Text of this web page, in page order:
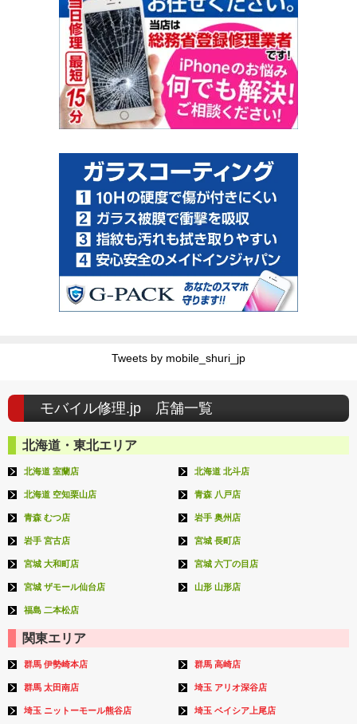
Tweets by mobile_shuri_jp
モバイル修理.jp 店舗一覧
北海道・東北エリア
北海道 室蘭店 北海道 北斗店
北海道 空知栗山店 青森 八戸店
青森 むつ店 岩手 奥州店
岩手 宮古店 宮城 長町店
宮城 大和町店 宮城 六丁の目店
宮城 ザモール仙台店 山形 山形店
福島 二本松店
関東エリア
群馬 伊勢崎本店 群馬 高崎店
群馬 太田南店 埼玉 アリオ深谷店
埼玉 ニットーモール熊谷店 埼玉 ベイシア上尾店